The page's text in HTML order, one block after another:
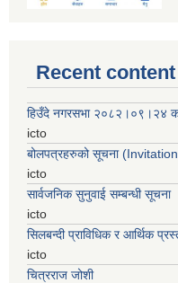
Recent content
हिउँदे नगरसभा २०८२।०९।२४
icto
बोलपत्रहरुको सूचना
icto
सार्वजनिक सुनुवाई सम्बन्धी सूचना
icto
सिलबन्दी प्राविधिक र आर्थिक
icto
चित्रराज जोशी